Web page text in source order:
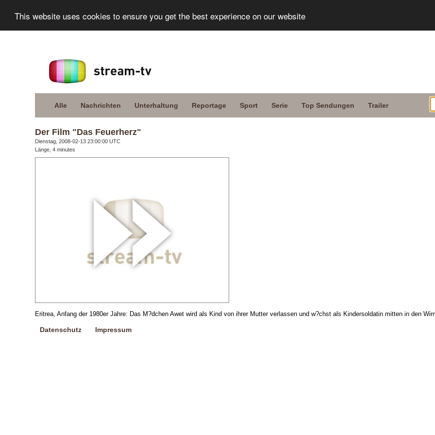
This website uses cookies to ensure you get the best experience on our website
Alle Nachrichten Unterhaltung Reportage Sport Serie Top Sendungen Trailer
Der Film "Das Feuerherz"
Dienstag, 2008-02-13 23:00:00 UTC
Länge, 4 minutes
Eritrea, Anfang der 1980er Jahre: Das M?dchen Awet wird als Kind von ihrer Mutter verlassen und w?chst als Kindersoldatin mitten in den
Datenschutz Impressum